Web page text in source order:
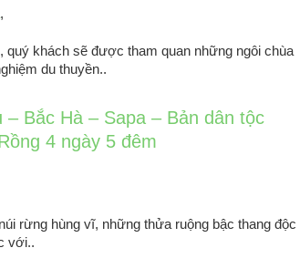
,
quý khách sẽ được tham quan những ngôi chùa
du thuyền..
– Bắc Hà – Sapa – Bản dân tộc
4 ngày 5 đêm
rừng hùng vĩ, những thửa ruộng bậc thang độc
với..